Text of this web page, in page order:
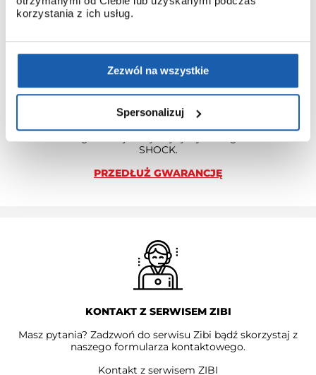
korzystania z ich usług.
Zezwól na wszystkie
Spersonalizuj
3 + 3 LATA GWARANCJI
Standardowa gwarancja ulega przedłużeniu o kolejne 3 lata
na warunkach określonych w gwarancji trzyletniej jeśli
zakupu.
SHOCK.
PRZEDŁUŻ GWARANCJĘ
KONTAKT Z SERWISEM ZIBI
Masz pytania? Zadzwoń do serwisu Zibi bądź skorzystaj z
naszego formularza kontaktowego.
Kontakt z serwisem ZIBI